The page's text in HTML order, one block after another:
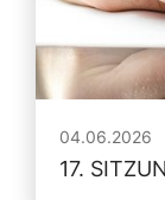
04.06.2026
17.